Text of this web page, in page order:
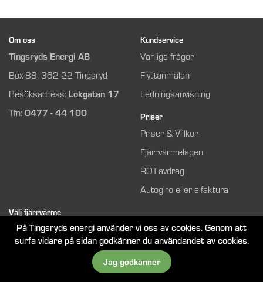
Om oss
Tingsryds Energi AB
Box 88, 362 22 Tingsryd
Besöksadress: Lokgatan 17
Tfn:0477 - 44 100
Kundservice
Vanliga frågor
Flyttanmälan
Ledningsanvisning
Priser
Priser & Villkor
Fjärrvärmelagen
ROT-avdrag
Autogiro eller e-faktura
Välj fjärrvärme
Så funkar det
Bli kund
På Tingsryds energi använder vi oss av cookies. Genom att
surfa vidare på sidan godkänner du användandet av cookies.
Jag godkänner